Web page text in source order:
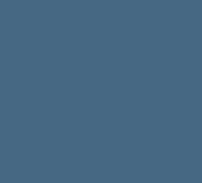
,
vykdomasis
Nuotoliniu
Renginys bus
https://